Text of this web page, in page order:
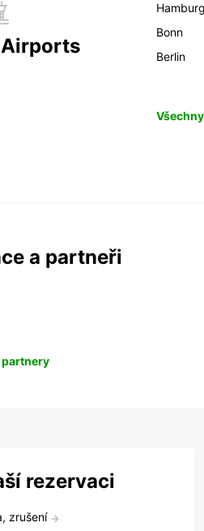
Hamburg
Bonn
Berlin
a partneři
rezervaci
zrušení